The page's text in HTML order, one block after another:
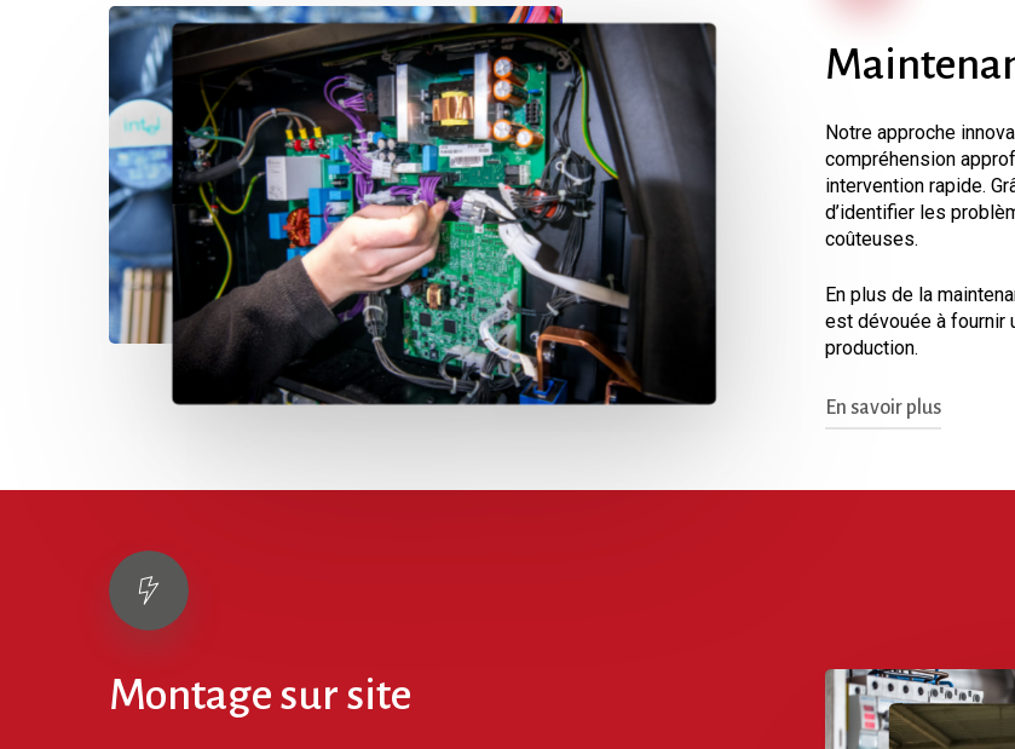
Notre approche
compréhension
intervention rapide.
d’identifier les
coûteuses.
En plus de la
est dévouée à fournir
production.
En savoir plus
de performances et
Montage sur site